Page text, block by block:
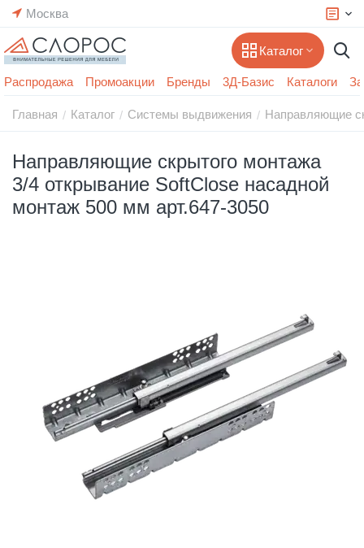
Москва
Каталог
Распродажа Промоакции Бренды 3Д-Базис Каталоги
Главная / Каталог / Системы выдвижения / Направляющие
Направляющие скрытого монтажа
3/4 открывание SoftClose насадной
монтаж 500 мм арт.647-3050